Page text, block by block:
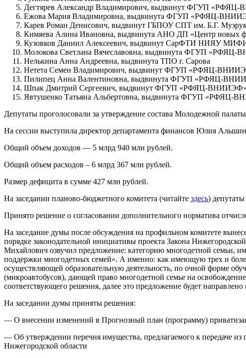
Дегтярев Александр Владимирович, выдвинут ФГУП
Ежова Мария Владимировна, выдвинута ФГУП «РФЯЦ-
Карев Роман Денисович, выдвинут ГБПОУ СПТ им. Б.Г.
Кимяева Алина Ивановна, выдвинута АНО ДП «Центр новых
Кузовков Даниил Алексеевич, выдвинут СарФТИ НИЯУ
Молокова Светлана Вячеславовна, выдвинута ФГУП
Нелькина Анна Андреевна, выдвинута ТПО г. Сарова
Нетета Семен Владимирович, выдвинут ФГУП «РФЯЦ-
Пилипец Анна Валентиновна, выдвинута ФГУП «РФЯЦ-
Шпак Дмитрий Сергеевич, выдвинут ФГУП «РФЯЦ-ВНИИЭФ»
Явтушенко Татьяна Альбертовна, выдвинута ФГУП «РФЯЦ-
Депутаты проголосовали за утверждение состава Молодежной
На сессии выступила директор департамента финансов Юлия
Общий объем доходов — 5 млрд 940 млн рублей.
Общий объем расходов – 6 млрд 367 млн рублей.
Размер дефицита в сумме 427 млн рублей.
На заседании планово-бюджетного комитета (читайте здесь)
Принято решение о согласовании дополнительного норматива
На заседание думы после обсуждения на профильном комитете
порядке законодательной инициативы проекта Закона
Михайлович озвучил предложение: категорию многодетной семьи,
поддержки многодетных семей». А именно: как имеющую трех и
осуществляющей образовательную деятельность, по очной форме
(микроавтобусов), дающей право многодетной семье на
соответствующего решения, далее это предложение будет
На заседании думы приняты решения:
— О внесении изменений в Прогнозный план (программу)
— Об утверждении перечня имущества, предлагаемого к передаче из
Нижегородской области